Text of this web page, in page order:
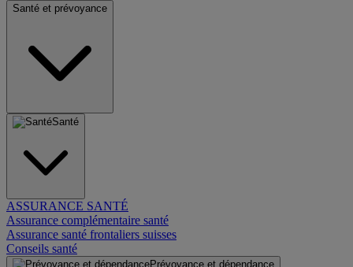
Santé et prévoyance
Santé
ASSURANCE SANTÉ
Assurance complémentaire santé
Assurance santé frontaliers suisses
Conseils santé
Prévoyance et dépendance